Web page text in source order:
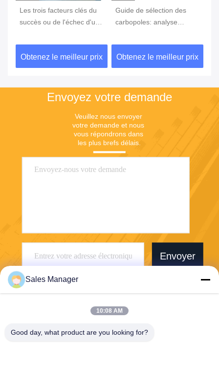
Les trois facteurs clés du
succès ou de l'échec d'une
Obtenez le meilleur prix
Guide de sélection des
carbopoles: analyse
caractéristiques des
modèles et des scénarios
d'application
Obtenez le meilleur prix
Envoyez votre demande
Veuillez nous envoyer
votre demande et nous
vous répondrons dans
les plus brefs délais.
Envoyer
Wuhan Desheng Biochemical Technology
Sales Manager
10:08 AM
Good day, what product are you looking for?